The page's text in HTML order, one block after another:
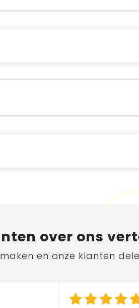
over ons
en onze klanten